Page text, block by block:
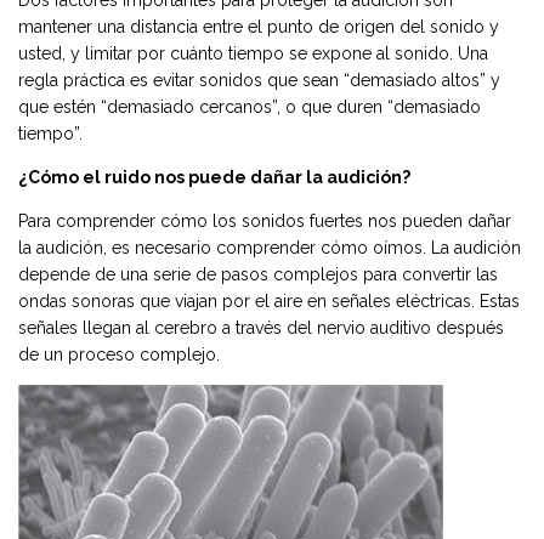
mantener una distancia entre el punto de origen del sonido y
usted, y limitar por cuánto tiempo se expone al sonido. Una
regla práctica es evitar sonidos que sean “demasiado altos” y
que estén “demasiado cercanos”, o que duren “demasiado
tiempo”.
¿Cómo el ruido nos puede dañar la audición?
Para comprender cómo los sonidos fuertes nos pueden dañar
la audición, es necesario comprender cómo oímos. La audición
depende de una serie de pasos complejos para convertir las
ondas sonoras que viajan por el aire en señales eléctricas. Estas
señales llegan al cerebro a través del nervio auditivo después
de un proceso complejo.